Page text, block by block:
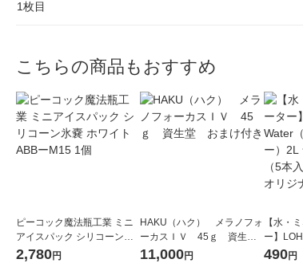
こちらの商品もおすすめ
ピーコック魔法瓶工業 ミニ
アイスパック シリコーン氷
嚢 ホワイト ABBーM15 1個
2,780円
HAKU（ハク） メラノフォ
ーカスＩＶ 45ｇ 資生
堂 おまけ付き
11,000円
【水・
ー】
コウォ
490円